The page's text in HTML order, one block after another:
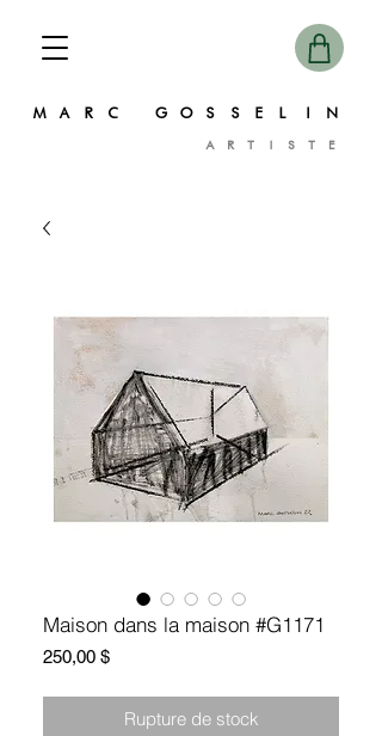
MARC GOSSELIN
ARTISTE
Maison dans la maison #G1171
250,00 $Prix
Rupture de stock